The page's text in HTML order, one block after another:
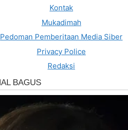
Kontak
Mukadimah
Pedoman Pemberitaan Media Siber
Privacy Police
Redaksi